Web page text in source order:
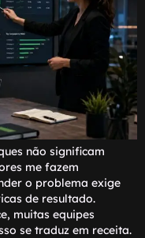
não significam
me fazem
o problema exige
de resultado.
muitas equipes
se traduz em receita.